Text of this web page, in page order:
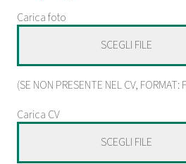
Carica foto
SCEGLI FILE
(SE NON PRESENTE NEL CV,
Carica CV
SCEGLI FILE